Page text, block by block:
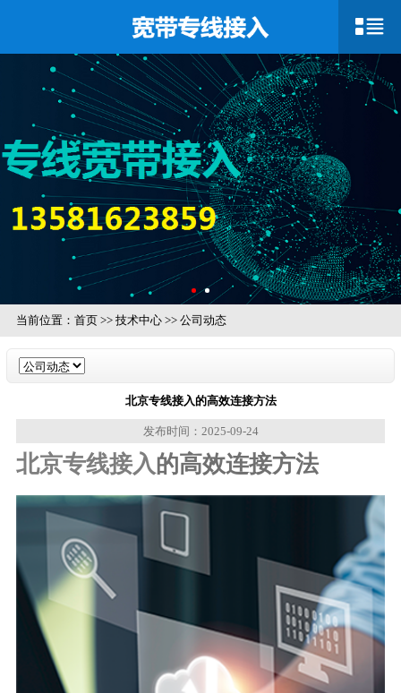
当前位置： 首页>> 技术中心>> 公司动态
北京专线接入的高效连接方法
发布时间：2025-09-24
北京专线接入的高效连接方法